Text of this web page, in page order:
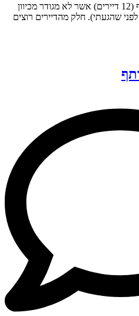
מזה כ-10 שנים אני גר בבית משותף (12 דיירים) אשר לא מגודר מכיוון
שהגעתי). חלק מהדיירים רוצים